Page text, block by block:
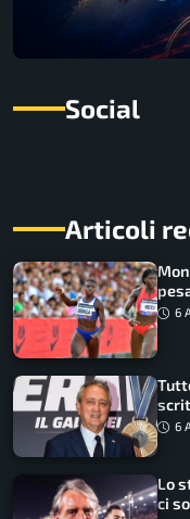
Social
Articoli
Non
6
6
Lo
ci